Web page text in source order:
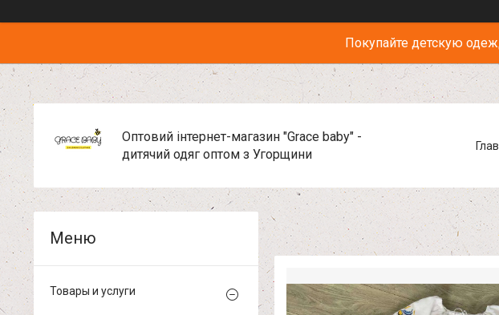
Покупайте детскую
Оптовий інтернет-магазин "Grace baby" -
дитячий одяг оптом з Угорщини
Товары и услуги